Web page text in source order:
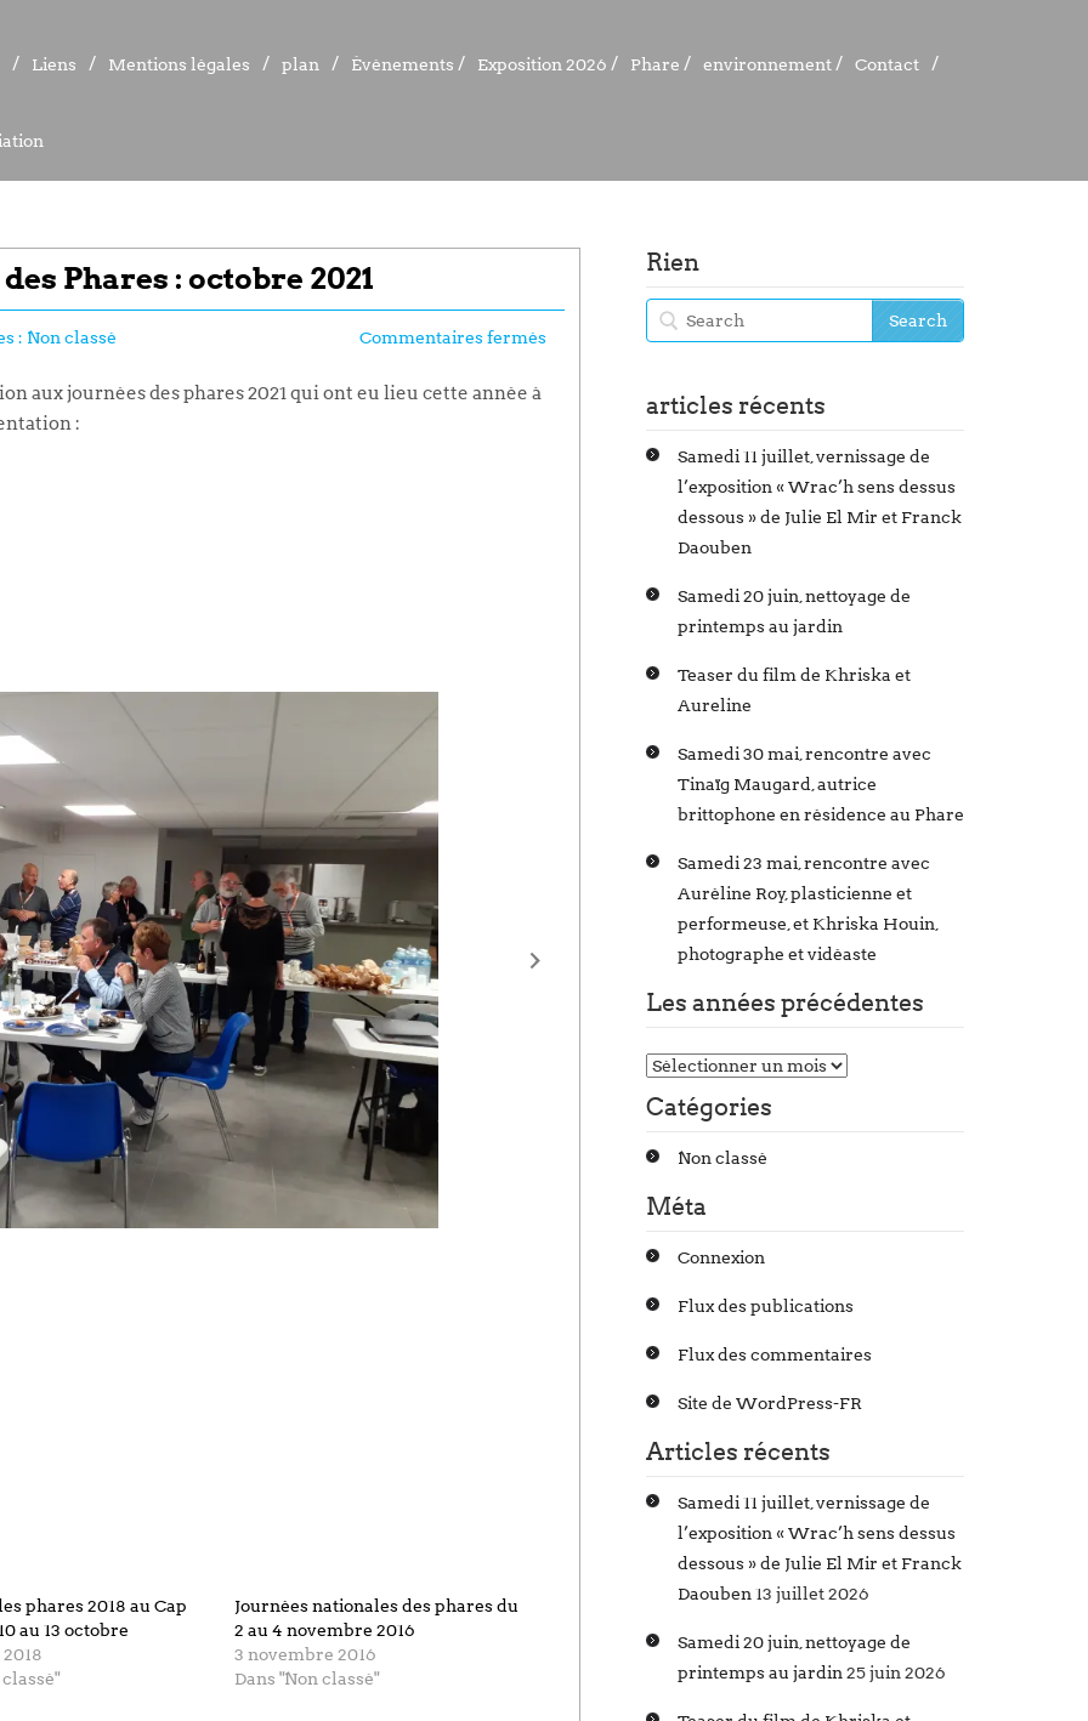
Liens Mentions légales plan Événements Exposition 2026 Phare environnement Contact
Liens Mentions légales plan Événements Exposition 2026 Phare environnement Contact
Phares : octobre 2021
: Non classé Commentaires fermés
aux journées des phares 2021 qui ont eu lieu cette année à
:
phares 2018 au Cap
au 13 octobre
classé"
Journées nationales des phares du
2 au 4 novembre 2016
3 novembre 2016
Dans "Non classé"
Rien
articles récents
Samedi 11 juillet, vernissage de
l’exposition « Wrac’h sens dessus
dessous » de Julie El Mir et Franck
Daouben
Samedi 20 juin, nettoyage de
printemps au jardin
Teaser du film de Khriska et
Aureline
Samedi 30 mai, rencontre avec
Tinaïg Maugard, autrice
brittophone en résidence au Phare
Samedi 23 mai, rencontre avec
Auréline Roy, plasticienne et
performeuse, et Khriska Houin,
photographe et vidéaste
Les années précédentes
Catégories
Non classé
Méta
Connexion
Flux des publications
Flux des commentaires
Site de WordPress-FR
Articles récents
Samedi 11 juillet, vernissage de
l’exposition « Wrac’h sens dessus
dessous » de Julie El Mir et Franck
Daouben 13 juillet 2026
Samedi 20 juin, nettoyage de
printemps au jardin 25 juin 2026